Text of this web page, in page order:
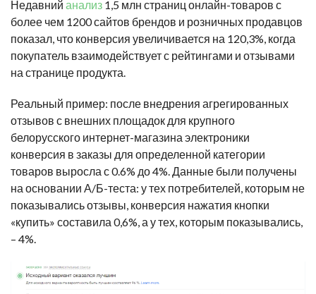
Недавний анализ 1,5 млн страниц онлайн-товаров с
более чем 1200 сайтов брендов и розничных продавцов
показал, что конверсия увеличивается на 120,3%, когда
покупатель взаимодействует с рейтингами и отзывами
на странице продукта.
Реальный пример: после внедрения агрегированных
отзывов с внешних площадок для крупного
белорусского интернет-магазина электроники
конверсия в заказы для определенной категории
товаров выросла с 0.6% до 4%. Данные были получены
на основании А/Б-теста: у тех потребителей, которым не
показывались отзывы, конверсия нажатия кнопки
«купить» составила 0,6%, а у тех, которым показывались,
– 4%.